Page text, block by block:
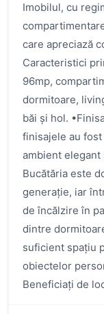
Imobilul, cu
care apreciază
Caracteristici
96mp,
dormitoare,
băi și hol.
finisajele au
ambient elegant
Bucătăria este
generație, iar
de încălzire în
dintre
suficient spațiu
obiectelor
Beneficiați de